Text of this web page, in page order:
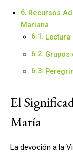
Recursos
Mariana
Lectura
Grupos
El
María
La devoción a la